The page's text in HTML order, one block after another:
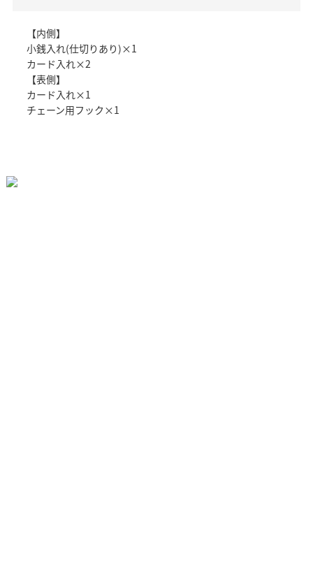
【内側】
小銭入れ(仕切りあり)×1
カード入れ×2
【表側】
カード入れ×1
チェーン用フック×1